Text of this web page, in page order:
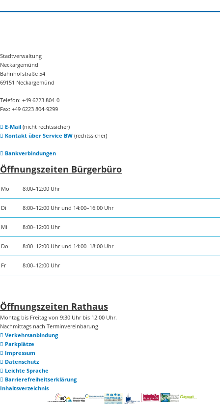
Stadtverwaltung
Neckargemünd
Bahnhofstraße 54
69151 Neckargemünd
Telefon: +49 6223 804-0
Fax: +49 6223 804-9299
E-Mail(nicht rechtssicher)
Kontakt über Service BW(rechtssicher)
Bankverbindungen
Öffnungszeiten Bürgerbüro
Mo 8:00–12:00 Uhr
Di 8:00–12:00 Uhr und 14:00–16:00 Uhr
Mi 8:00–12:00 Uhr
Do 8:00–12:00 Uhr und 14:00–18:00 Uhr
Fr 8:00–12:00 Uhr
Öffnungszeiten Rathaus
Montag bis Freitag von 9:30 Uhr bis 12:00 Uhr.
Nachmittags nach Terminvereinbarung.
Verkehrsanbindung
Parkplätze
Impressum
Datenschutz
Leichte Sprache
Barrierefreiheitserklärung
Inhaltsverzeichnis